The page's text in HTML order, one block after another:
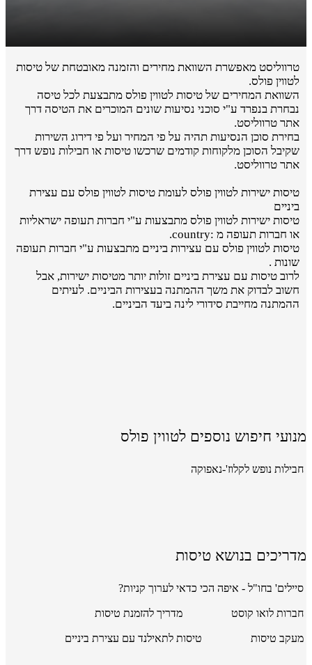
טרווליסט מאפשרת השוואת מחירים והזמנה מאובטחת של טיסות
לטווין פולס.
השוואת המחירים של טיסות לטווין פולס מתבצעת לכל טיסה
נבחרת בנפרד ע"י סוכני נסיעות שונים המוכרים את הטיסה דרך
אתר טרווליסט.
בחירת סוכן הנסיעות תהיה על פי המחיר ועל פי דירוג השירות
שקיבל הסוכן מלקוחות קודמים שרכשו טיסות או חבילות נופש דרך
אתר טרווליסט.
טיסות ישירות לטווין פולס לעומת טיסות לטווין פולס עם עצירת
ביניים
טיסות ישירות לטווין פולס מתבצעות ע"י חברות תעופה ישראליות
או חברות תעופה מ :country.
טיסות לטווין פולס עם עצירות ביניים מתבצעות ע"י חברות תעופה
שונות .
לרוב טיסות עם עצירת ביניים זולות יותר מטיסות ישירות, אבל
חשוב לבדוק את משך ההמתנה בעצירות הביניים. לעיתים
ההמתנה מחייבת סידורי לינה ביעד הביניים.
מנועי חיפוש נוספים לטווין פולס
חבילות נופש לקלוז'-נאפוקה
מדריכים בנושא טיסות
סיילים' בחו"ל - איפה הכי כדאי לערוך קניות?
חברות לואו קוסט מדריך להזמנת טיסות
מעקב טיסות טיסות לתאילנד עם עצירת ביניים